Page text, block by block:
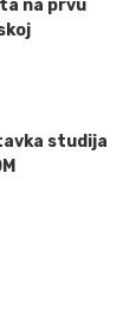
na prvu
studija